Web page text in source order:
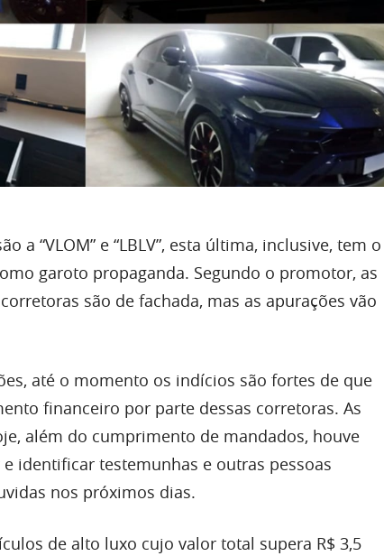
a “VLOM” e “LBLV”, esta última, inclusive, tem o
garoto propaganda. Segundo o promotor, as
são de fachada, mas as apurações vão
até o momento os indícios são fortes de que
financeiro por parte dessas corretoras. As
além do cumprimento de mandados, houve
identificar testemunhas e outras pessoas
nos próximos dias.
de alto luxo cujo valor total supera R$ 3,5